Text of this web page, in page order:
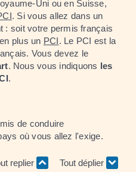
Uni ou en Suisse,
. Si vous allez dans un
: soit votre permis français
plus un PCI. Le PCI est la
Vous devez le
. Nous vous indiquons les
.
de conduire
où vous allez l'exige.
replier Tout déplier